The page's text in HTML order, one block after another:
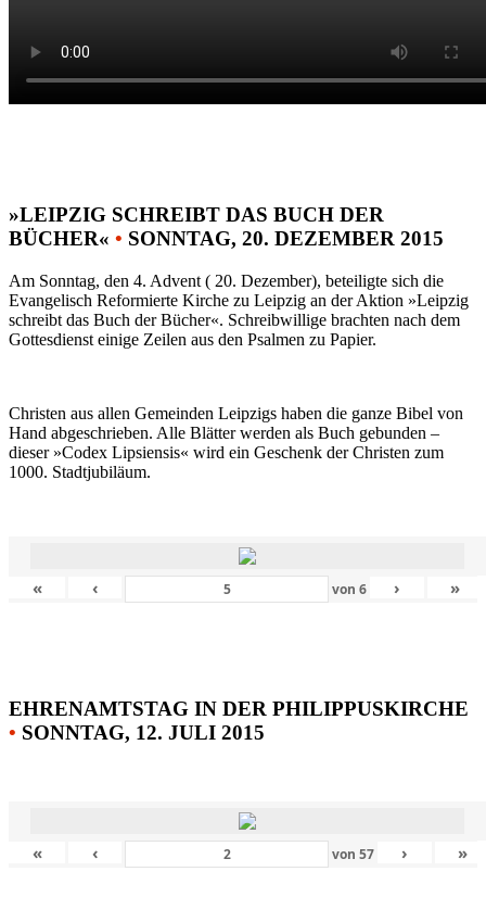
»LEIPZIG SCHREIBT DAS BUCH DER
BÜCHER« • SONNTAG, 20. DEZEMBER 2015
Am Sonntag, den 4. Advent ( 20. Dezember), beteiligte sich die
Evangelisch Reformierte Kirche zu Leipzig an der Aktion »Leipzig
schreibt das Buch der Bücher«. Schreibwillige brachten nach dem
Gottesdienst einige Zeilen aus den Psalmen zu Papier.
Christen aus allen Gemeinden Leipzigs haben die ganze Bibel von
Hand abgeschrieben. Alle Blätter werden als Buch gebunden –
dieser »Codex Lipsiensis« wird ein Geschenk der Christen zum
1000. Stadtjubiläum.
« ‹ von6 › »
EHRENAMTSTAG IN DER PHILIPPUSKIRCHE
• SONNTAG, 12. JULI 2015
« ‹ von57 › »